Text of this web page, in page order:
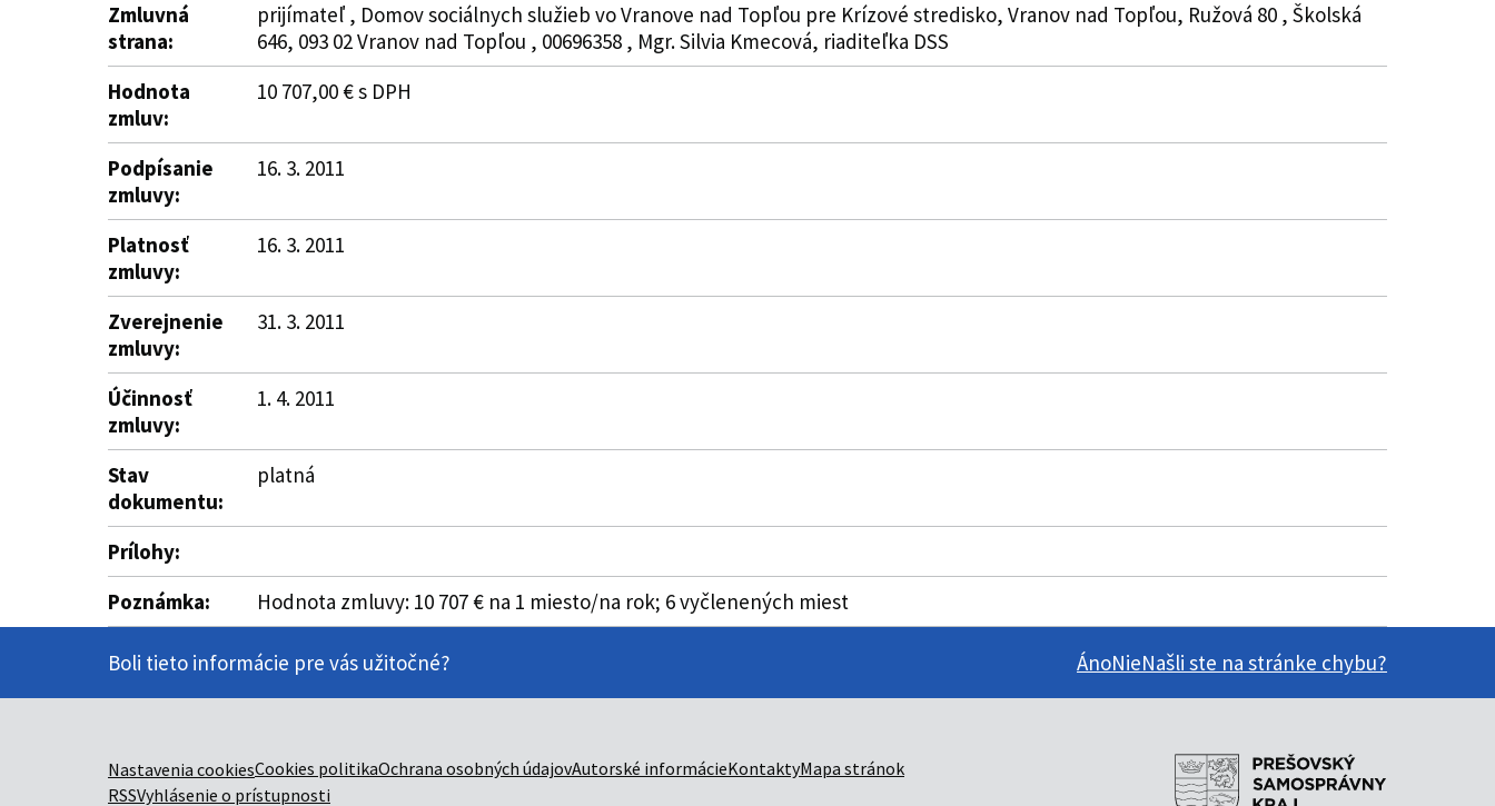
Zmluvná
strana:
prijímateľ , Domov sociálnych služieb vo Vranove nad Topľou pre Krízové stredisko, Vranov nad Topľou, Ružová 80 , Školská
646, 093 02 Vranov nad Topľou , 00696358 , Mgr. Silvia Kmecová, riaditeľka DSS
Hodnota
zmluv:
10 707,00 € s DPH
Podpísanie
zmluvy:
16. 3. 2011
Platnosť
zmluvy:
16. 3. 2011
Zverejnenie
zmluvy:
31. 3. 2011
Účinnosť
zmluvy:
1. 4. 2011
Stav
dokumentu:
platná
Prílohy:
Poznámka:
Hodnota zmluvy: 10 707 € na 1 miesto/na rok; 6 vyčlenených miest
Boli tieto informácie pre vás užitočné? ÁnoNieNašli ste na stránke chybu?
Nastavenia cookiesCookies politikaOchrana osobných údajovAutorské informácieKontaktyMapa stránok
RSSVyhlásenie o prístupnosti